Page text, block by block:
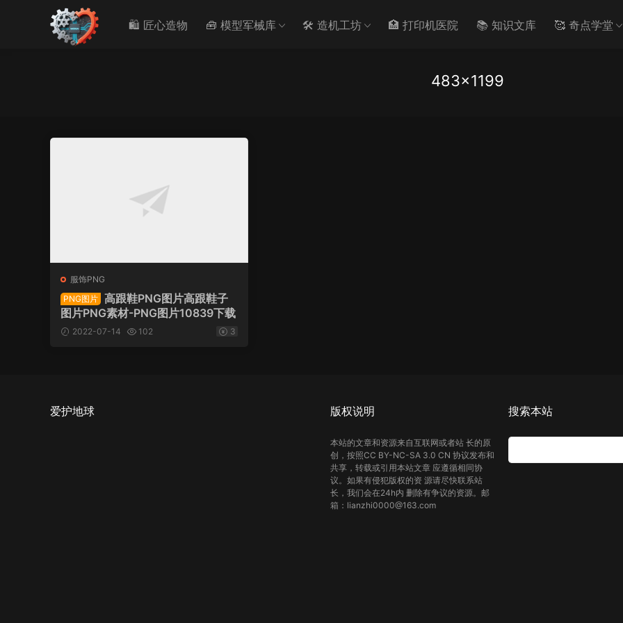
🛍️ 匠心造物 🧰 模型军械库 🛠️ 造机工坊 🏥 打印机医院 📚 知识文库 🥰 奇点学堂
483×1199
服饰PNG
PNG图片 高跟鞋PNG图片高跟鞋子
图片PNG素材-PNG图片10839下载
2022-07-14 102 3
爱护地球 版权说明
本站的文章和资源来自互联网或者站 长的原
创，按照CC BY-NC-SA 3.0 CN 协议发布和
共享，转载或引用本站文章 应遵循相同协
议。如果有侵犯版权的资 源请尽快联系站
长，我们会在24h内 删除有争议的资源。邮
箱：lianzhi0000@163.com
搜索本站